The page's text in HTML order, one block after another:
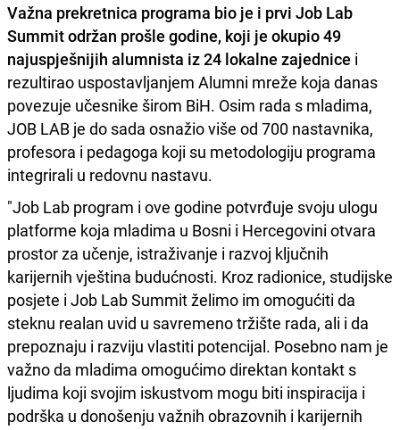
Važna prekretnica programa bio je i prvi Job Lab
Summit održan prošle godine, koji je okupio 49
najuspješnijih alumnista iz 24 lokalne zajednice i
rezultirao uspostavljanjem Alumni mreže koja danas
povezuje učesnike širom BiH. Osim rada s mladima,
JOB LAB je do sada osnažio više od 700 nastavnika,
profesora i pedagoga koji su metodologiju programa
integrirali u redovnu nastavu.
"Job Lab program i ove godine potvrđuje svoju ulogu
platforme koja mladima u Bosni i Hercegovini otvara
prostor za učenje, istraživanje i razvoj ključnih
karijernih vještina budućnosti. Kroz radionice, studijske
posjete i Job Lab Summit želimo im omogućiti da
steknu realan uvid u savremeno tržište rada, ali i da
prepoznaju i razviju vlastiti potencijal. Posebno nam je
važno da mladima omogućimo direktan kontakt s
ljudima koji svojim iskustvom mogu biti inspiracija i
podrška u donošenju važnih obrazovnih i karijernih